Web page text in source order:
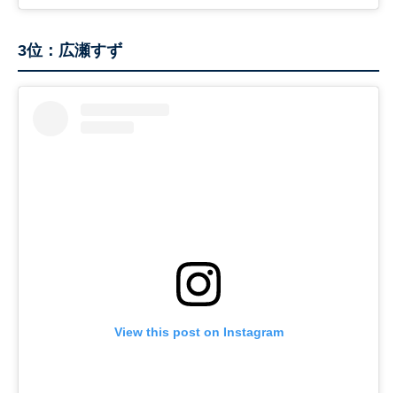
3位：広瀬すず
View this post on Instagram